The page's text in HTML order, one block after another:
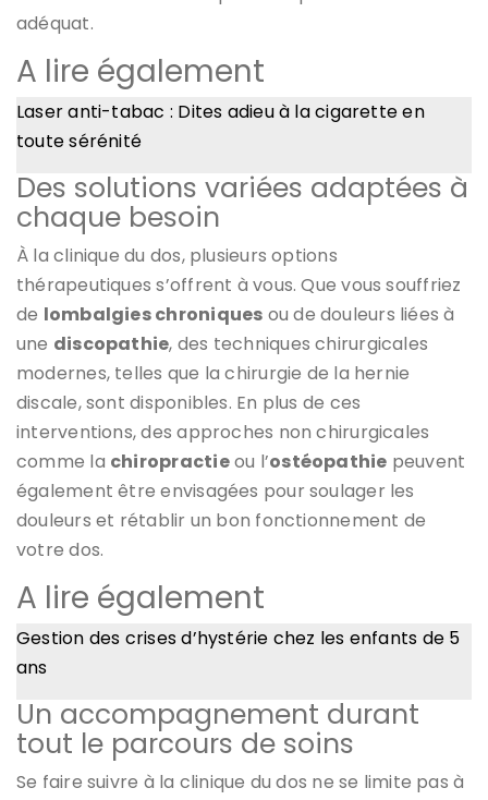
adéquat.
A lire également
Laser anti-tabac : Dites adieu à la cigarette en
toute sérénité
Des solutions variées adaptées à
chaque besoin
À la clinique du dos, plusieurs options
thérapeutiques s’offrent à vous. Que vous souffriez
de lombalgies chroniques ou de douleurs liées à
une discopathie, des techniques chirurgicales
modernes, telles que la chirurgie de la hernie
discale, sont disponibles. En plus de ces
interventions, des approches non chirurgicales
comme la chiropractieou l’ostéopathie peuvent
également être envisagées pour soulager les
douleurs et rétablir un bon fonctionnement de
votre dos.
A lire également
Gestion des crises d’hystérie chez les enfants de 5
ans
Un accompagnement durant
tout le parcours de soins
Se faire suivre à la clinique du dos ne se limite pas à